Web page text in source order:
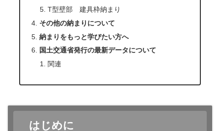
T型壁部 建具枠納まり
その他の納まりについて
納まりをもっと学びたい方へ
国土交通省発行の最新データについて
関連
はじめに